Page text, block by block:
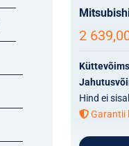
2
Hind ei
Garantii